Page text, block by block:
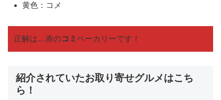
黄色：コメ
正解は…赤のコミ ベーカリーです！
紹介されていたお取り寄せグルメはこち
ら！